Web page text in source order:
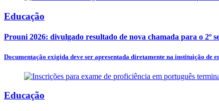
Educação
Prouni 2026: divulgado resultado de nova chamada para o 2º
Documentação exigida deve ser apresentada diretamente na instituição de
Educação